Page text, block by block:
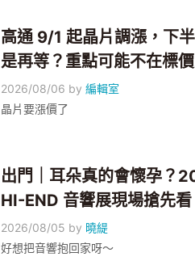
高通 9/1 起晶片調漲，下
是再等？重點可能不在標
2026/08/06 by編輯室
晶片要漲價了
出門｜耳朵真的會懷孕？
HI-END 音響展現場搶先看
2026/08/05 by 曉緹
好想把音響抱回家呀～